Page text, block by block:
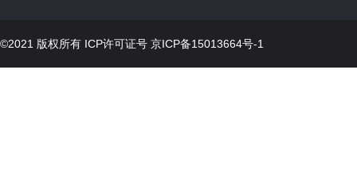
©2021 版权所有 ICP许可证号 京ICP备15013664号-1